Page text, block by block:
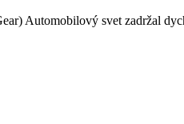
Automobilový svet zadržal